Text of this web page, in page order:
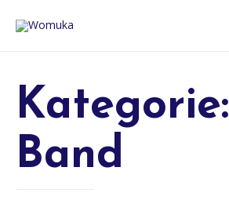
Kategorie:
Band